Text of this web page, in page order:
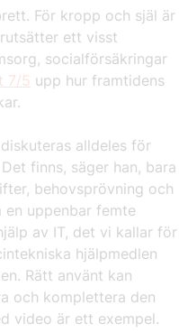
För kropp och själ är
ett visst
socialförsäkringar
7/5 upp hur framtidens
alldeles för
finns, säger han, bara
behovsprövning och
uppenbar femte
av IT, det vi kallar för
hjälpmedlen
Rätt använt kan
och komplettera den
video är ett exempel.